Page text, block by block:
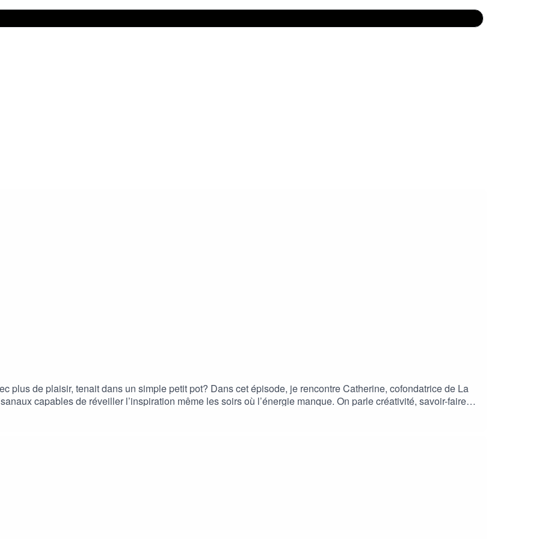
plus de plaisir, tenait dans un simple petit pot? Dans cet épisode, je rencontre Catherine, cofondatrice de La
capables de réveiller l’inspiration même les soirs où l’énergie manque. On parle créativité, savoir-faire et
que jouent les épices dans notre autonomie culinaire. Une seule pincée peut changer un plat… et
conversation chaleureuse qui risque fort de vous donner envie de cuisiner.CréditsAnimatrice – Geneviève
– Hanna MatahriDirecteur de la photographie – Joris CottinCaméra 2 – Mae BironRecherchiste – Sandrine
Mae BironEn collaboration avec Aliments du Québec